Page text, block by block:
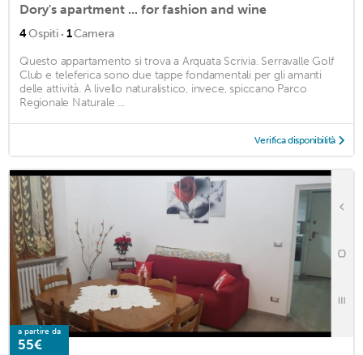
Dory's apartment ... for fashion and wine
4Ospiti · 1Camera
Questo appartamento si trova a Arquata Scrivia. Serravalle Golf
Club e teleferica sono due tappe fondamentali per gli amanti
delle attività. A livello naturalistico, invece, spiccano Parco
Regionale Naturale ...
Verifica disponibilità
a partire da
55€